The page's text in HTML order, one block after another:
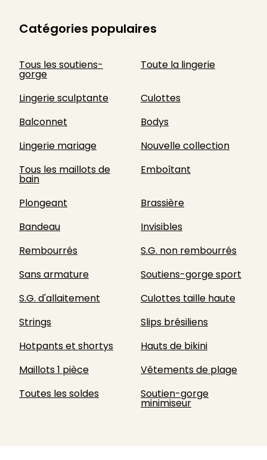
Catégories populaires
Tous les soutiens-
gorge
Toute la lingerie
Lingerie sculptante
Culottes
Balconnet
Bodys
Lingerie mariage
Nouvelle collection
Tous les maillots de
bain
Emboîtant
Plongeant
Brassière
Bandeau
Invisibles
Rembourrés
S.G. non rembourrés
Sans armature
Soutiens-gorge sport
S.G. d'allaitement
Culottes taille haute
Strings
Slips brésiliens
Hotpants et shortys
Hauts de bikini
Maillots 1 pièce
Vêtements de plage
Toutes les soldes
Soutien-gorge
minimiseur